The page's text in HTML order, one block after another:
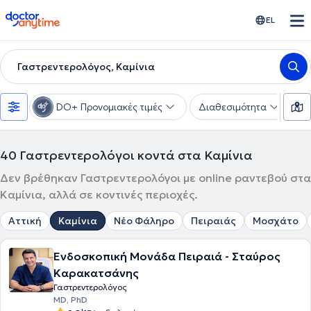
doctoranytime EL
Γαστρεντερολόγος, Καμίνια
DO+ Προνομιακές τιμές Διαθεσιμότητα
40 Γαστρεντερολόγοι κοντά στα Καμίνια
Δεν βρέθηκαν Γαστρεντερολόγοι με online ραντεβού στα
Καμίνια, αλλά σε κοντινές περιοχές.
Αττική Καμίνια Νέο Φάληρο Πειραιάς Μοσχάτο
Ενδοσκοπική Μονάδα Πειραιά - Σταύρος
Καρακατσάνης
Γαστρεντερολόγος
MD, PhD